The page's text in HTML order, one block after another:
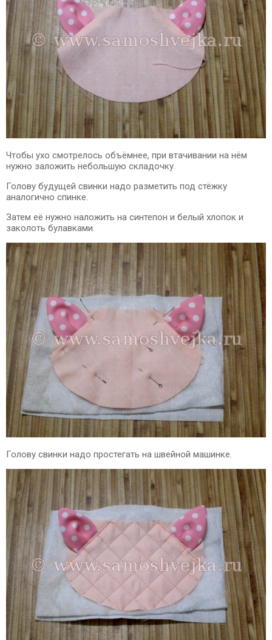
Чтобы ухо смотрелось объёмнее, при втачивании на нём
нужно заложить небольшую складочку.
Голову будущей свинки надо разметить под стёжку
аналогично спинке.
Затем её нужно наложить на синтепон и белый хлопок и
заколоть булавками.
Голову свинки надо простегать на швейной машинке.